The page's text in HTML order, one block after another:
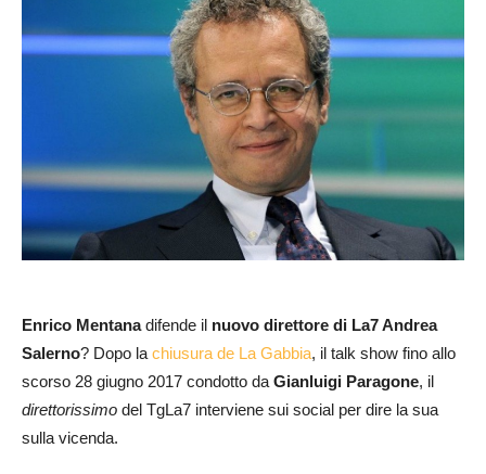
Enrico Mentanadifende il nuovo direttore di La7 Andrea
Salerno? Dopo la chiusura de La Gabbia, il talk show fino allo
scorso 28 giugno 2017 condotto da Gianluigi Paragone, il
direttorissimo del TgLa7 interviene sui social per dire la sua
sulla vicenda.